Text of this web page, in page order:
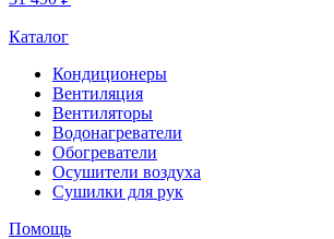
Каталог
Кондиционеры
Вентиляция
Вентиляторы
Водонагреватели
Обогреватели
Осушители воздуха
Сушилки для рук
Помощь